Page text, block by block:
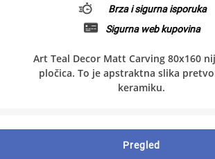
Brza i sigurna isporuka
Sigurna web kupovina
Art Teal Decor Matt Carving 80x160
pločica. To je apstraktna slika
keramiku.
Pregled